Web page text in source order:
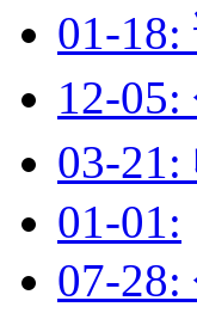
01-18:
12-
03-
01-01:
07-